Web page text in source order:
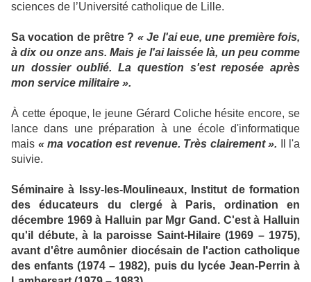
sciences de l’Université catholique de Lille.
Sa vocation de prêtre ? « Je l'ai eue, une première fois,
à dix ou onze ans. Mais je l'ai laissée là, un peu comme
un dossier oublié. La question s'est reposée après
mon service militaire ».
À cette époque, le jeune Gérard Coliche hésite encore, se
lance dans une préparation à une école d'informatique
mais « ma vocation est revenue. Très clairement ». Il l'a
suivie.
Séminaire à Issy-les-Moulineaux, Institut de formation
des éducateurs du clergé à Paris, ordination en
décembre 1969 à Halluin par Mgr Gand. C'est à Halluin
qu'il débute, à la paroisse Saint-Hilaire (1969 – 1975),
avant d'être aumônier diocésain de l'action catholique
des enfants (1974 – 1982), puis du lycée Jean-Perrin à